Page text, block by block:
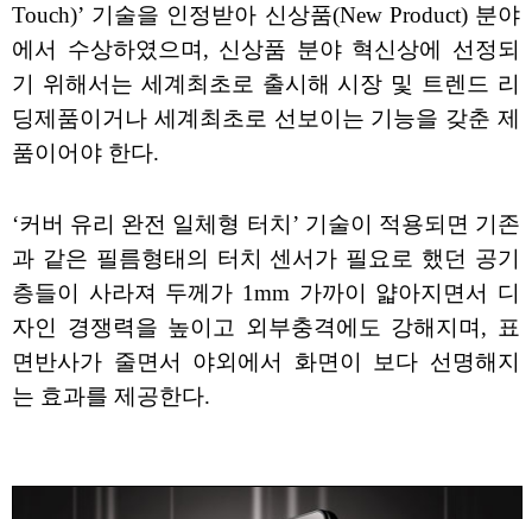
Touch)’ 기술을 인정받아 신상품(New Product) 분야
에서 수상하였으며, 신상품 분야 혁신상에 선정되
기 위해서는 세계최초로 출시해 시장 및 트렌드 리
딩제품이거나 세계최초로 선보이는 기능을 갖춘 제
품이어야 한다.
‘커버 유리 완전 일체형 터치’ 기술이 적용되면 기존
과 같은 필름형태의 터치 센서가 필요로 했던 공기
층들이 사라져 두께가 1mm 가까이 얇아지면서 디
자인 경쟁력을 높이고 외부충격에도 강해지며, 표
면반사가 줄면서 야외에서 화면이 보다 선명해지
는 효과를 제공한다.